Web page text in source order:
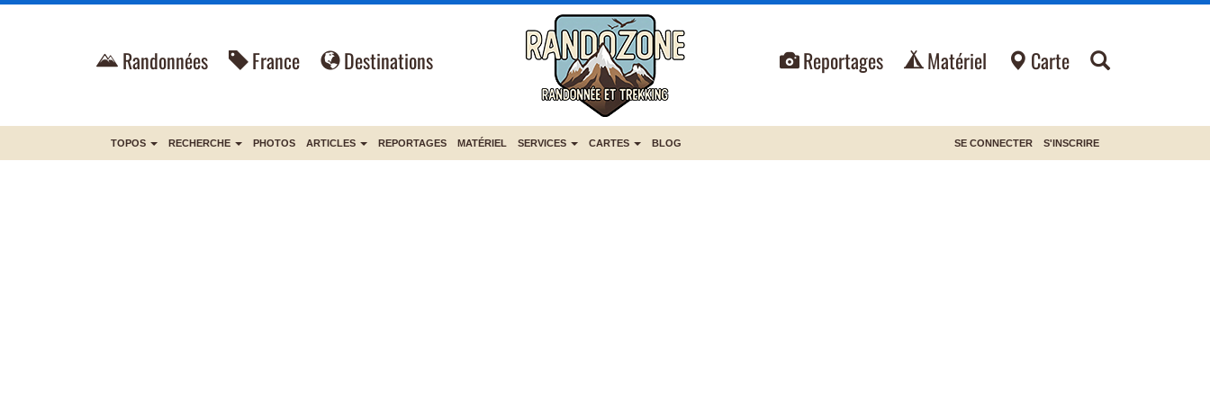
Randonnées France Destinations Reportages Matériel Carte
TOPOS RECHERCHE PHOTOS ARTICLES REPORTAGES MATÉRIEL SERVICES CARTES BLOG SE CONNECTER S'INSCRIRE